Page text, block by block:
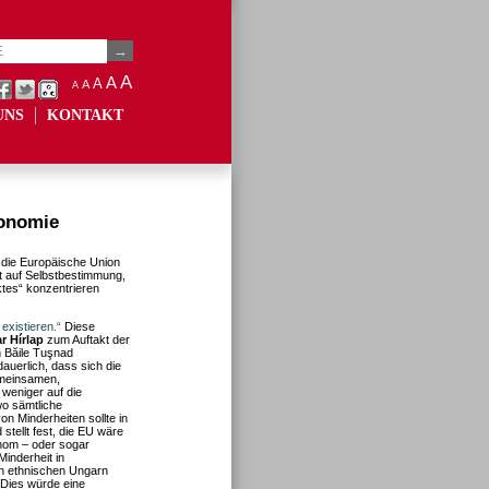
A A A AA
KONTAKT
Europäische Union
Selbstbestimmung,
konzentrieren
Diese
Hírlap zum Auftakt der
Băile Tuşnad
dass sich die
auf die
sämtliche
Minderheiten sollte in
stellt fest, die EU wäre
– oder sogar
in
ethnischen Ungarn
würde eine